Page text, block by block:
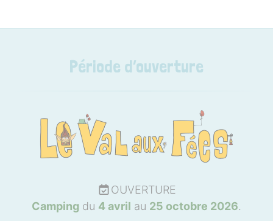
Période d’ouverture
OUVERTURE
Camping du 4 avril au 25 octobre 2026.